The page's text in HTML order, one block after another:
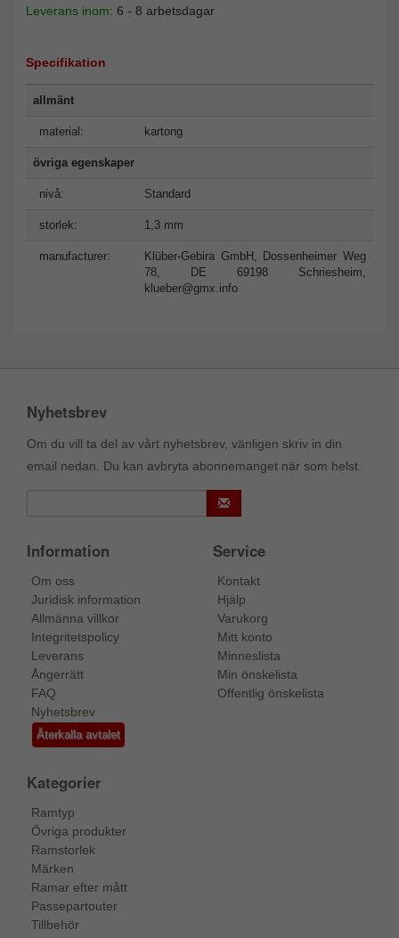
Leverans inom: 6 - 8 arbetsdagar
Specifikation
allmänt
material: kartong
övriga egenskaper
nivå: Standard
storlek: 1,3 mm
manufacturer:
Klüber-Gebira GmbH, Dossenheimer Weg
78, DE 69198 Schriesheim,
klueber@gmx.info
Nyhetsbrev
Om du vill ta del av vårt nyhetsbrev, vänligen skriv in din
email nedan. Du kan avbryta abonnemanget när som helst.
Information
Om oss
Juridisk information
Allmänna villkor
Integritetspolicy
Leverans
Ångerrätt
FAQ
Nyhetsbrev
Återkalla avtalet
Service
Kontakt
Hjälp
Varukorg
Mitt konto
Minneslista
Min önskelista
Offentlig önskelista
Kategorier
Ramtyp
Övriga produkter
Ramstorlek
Märken
Ramar efter mått
Passepartouter
Tillbehör